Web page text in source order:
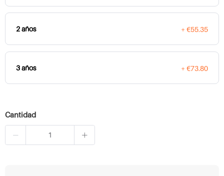
2 años + €55.35
3 años + €73.80
Cantidad